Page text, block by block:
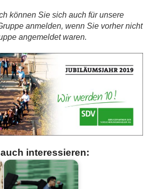
können Sie sich auch für unsere
anmelden, wenn Sie vorher nicht
angemeldet waren.
interessieren: